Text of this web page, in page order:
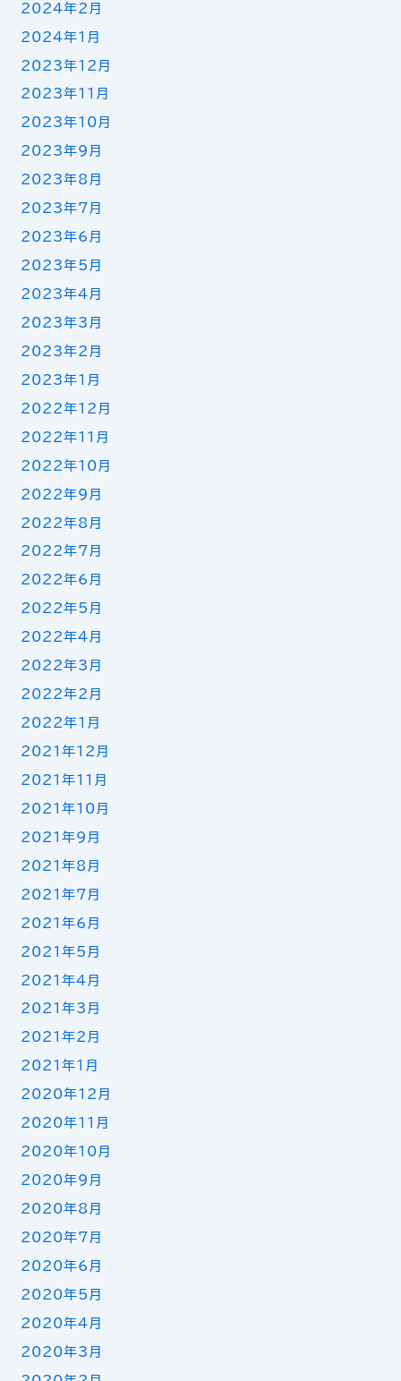
2024年2月
2024年1月
2023年12月
2023年11月
2023年10月
2023年9月
2023年8月
2023年7月
2023年6月
2023年5月
2023年4月
2023年3月
2023年2月
2023年1月
2022年12月
2022年11月
2022年10月
2022年9月
2022年8月
2022年7月
2022年6月
2022年5月
2022年4月
2022年3月
2022年2月
2022年1月
2021年12月
2021年11月
2021年10月
2021年9月
2021年8月
2021年7月
2021年6月
2021年5月
2021年4月
2021年3月
2021年2月
2021年1月
2020年12月
2020年11月
2020年10月
2020年9月
2020年8月
2020年7月
2020年6月
2020年5月
2020年4月
2020年3月